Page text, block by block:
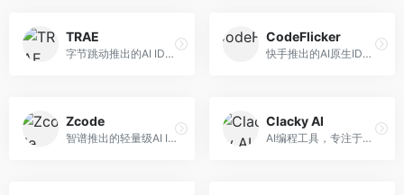
TRAE
字节跳动推出的AI IDE编程工具，深度集成大模型能力。面向开发者，提供智能代码补全、代码解释、重构优化等服务，编程效率显著提升。
CodeFlicker
快手推出的AI原生IDE，专注于短视频相关开发。面向快手生态开发者，提供代码生成、调试辅助等服务，与快手开发生态深度整合。
Zcode
智谱推出的轻量级AI IDE，基于GLM模型。面向开发者，提供智能代码补全、代码生成、错误检测等服务，中文编程支持好。
Clacky AI
AI编程工具，专注于代码智能生成与优化。面向开发者，提供代码生成、代码重构、错误修复等服务，编程效率高。